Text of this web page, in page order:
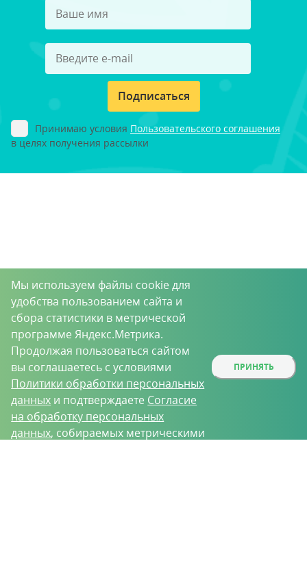
Подписаться
Принимаю условия Пользовательского соглашения
в целях получения рассылки
Мы используем файлы cookie для
удобства пользованием сайта и
сбора статистики в метрической
программе Яндекс.Метрика.
Продолжая пользоваться сайтом
вы соглашаетесь с условиями
Политики обработки персональных
данных и подтверждаете Согласие
на обработку персональных
данных, собираемых метрическими
ПРИНЯТЬ